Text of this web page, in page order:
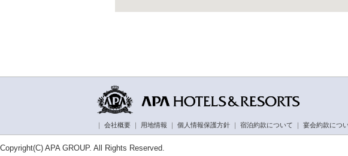
｜ 会社概要 ｜ 用地情報 ｜ 個人情報保護方針 ｜ 宿泊約款について ｜ 宴会約款につ
Copyright(C) APA GROUP. All Rights Reserved.